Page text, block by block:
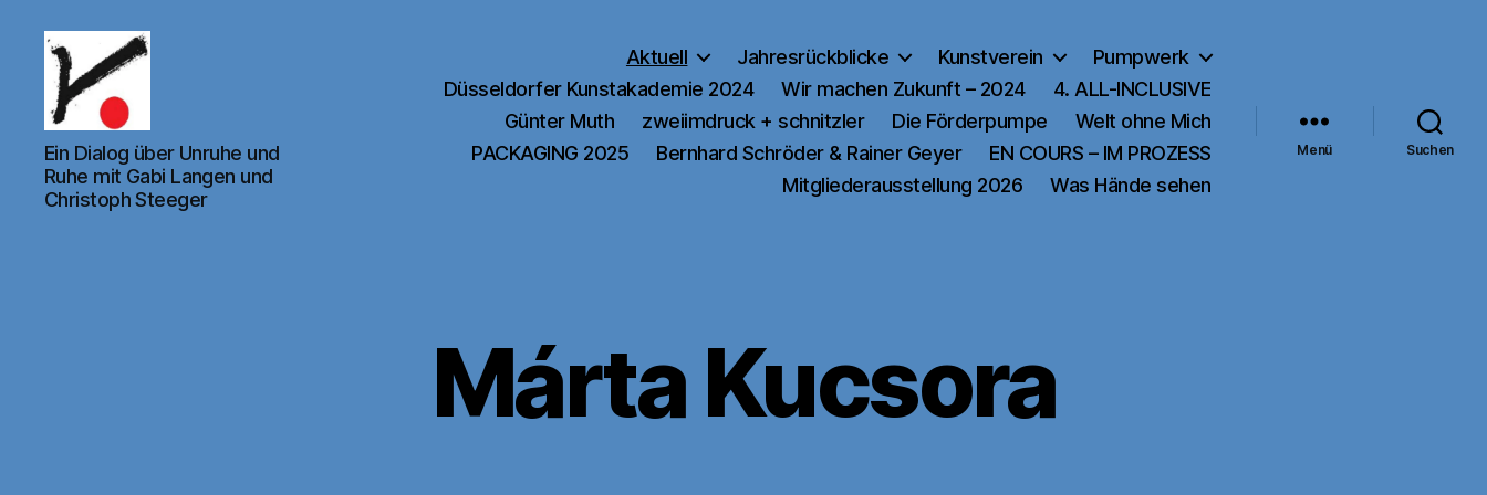
Kunstverein
für
den
Rhein-
Ein Dialog über Unruhe und
Ruhe mit Gabi Langen und
Christoph Steeger
Aktuell Jahresrückblicke Kunstverein
Pumpwerk
Düsseldorfer Kunstakademie 2024
Wir machen Zukunft – 2024
4. ALL-INCLUSIVE
Günter Muth
zweiimdruck + schnitzler Die Förderpumpe
Welt ohne Mich
PACKAGING 2025
Bernhard Schröder & Rainer Geyer
EN COURS – IM PROZESS
Mitgliederausstellung 2026
Was Hände sehen
Menü Suchen
Márta Kucsora